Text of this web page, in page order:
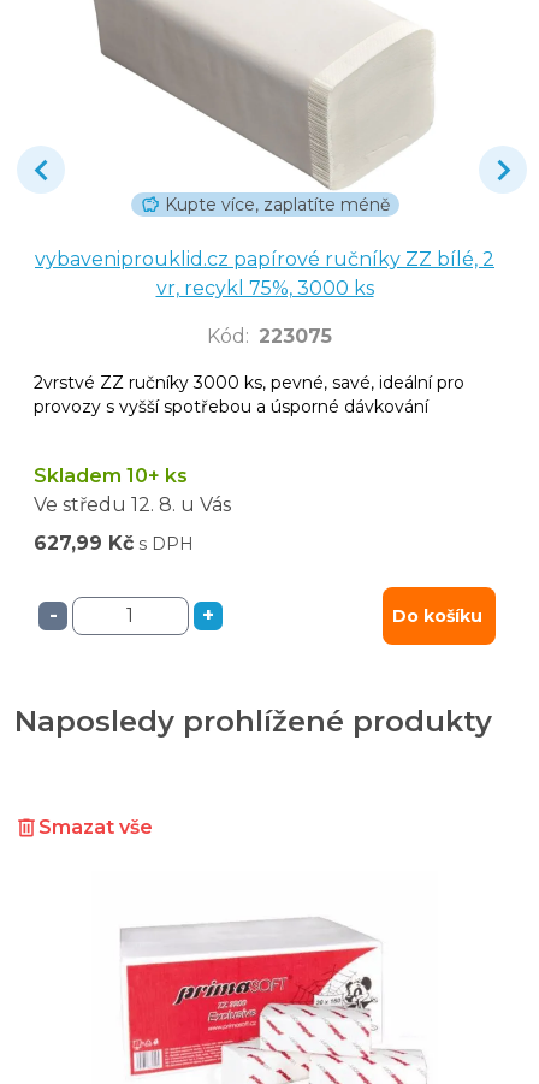
Kupte více, zaplatíte méně
vybaveniprouklid.cz papírové ručníky ZZ bílé, 2
vr, recykl 75%, 3000 ks
Kód : 223075
2vrstvé ZZ ručníky 3000 ks, pevné, savé, ideální pro
provozy s vyšší spotřebou a úsporné dávkování
Skladem 10+ ks
Ve středu 12. 8. u Vás
627,99 Kč s DPH
- + Do košíku
Naposledy prohlížené produkty
Smazat vše